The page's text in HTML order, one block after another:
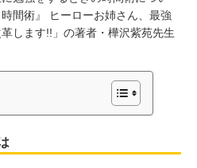
間術』 ヒーローお姉さん、最強
します!!」の著者・樺沢紫苑先生